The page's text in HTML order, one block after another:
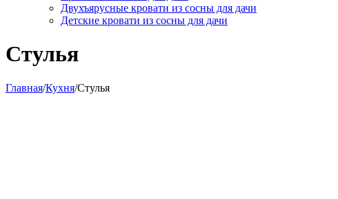
Двухъярусные кровати из сосны для дачи
Детские кровати из сосны для дачи
Стулья
Главная/Кухня/Стулья